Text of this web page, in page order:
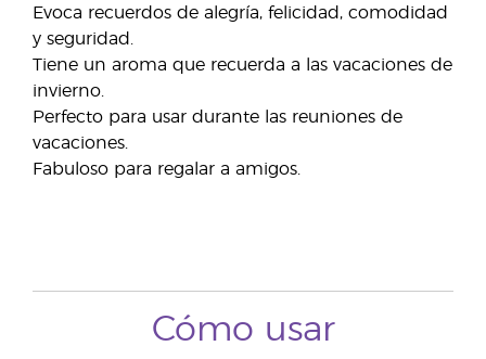
Evoca recuerdos de alegría, felicidad, comodidad
y seguridad.
Tiene un aroma que recuerda a las vacaciones de
invierno.
Perfecto para usar durante las reuniones de
vacaciones.
Fabuloso para regalar a amigos.
Cómo usar